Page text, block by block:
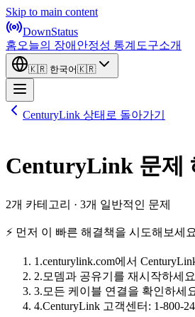
Skip to main content
DownStatus
홈오늘의 장애 안정성 통계 도구소개
🇰🇷 한국어🇰🇷
CenturyLink 상태로 돌아가기
CenturyLink 문제
2개 카테고리 · 3개 일반적인 문제
⚡ 먼저 이 빠른 해결책을 시도해보세요
1 .centurylink.com에서
2. 모뎀과 공유기를 재시작하세요
3. 모든 케이블 연결을 확인하세
4.CenturyLink 고객센터: 1-800-